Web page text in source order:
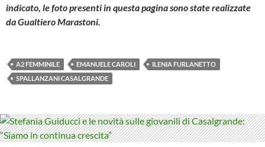
indicato, le foto presenti in questa pagina sono state realizzate
da Gualtiero Marastoni.
A2 FEMMINILE EMANUELE CAROLI
ILENIA FURLANETTO
SPALLANZANI CASALGRANDE